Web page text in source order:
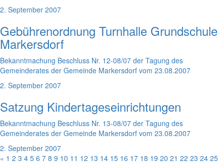
2. September 2007
Gebührenordnung Turnhalle Grundschule
Markersdorf
Bekanntmachung Beschluss Nr. 12-08/07 der Tagung des
Gemeinderates der Gemeinde Markersdorf vom 23.08.2007
2. September 2007
Satzung Kindertageseinrichtungen
Bekanntmachung Beschluss Nr. 13-08/07 der Tagung des
Gemeinderates der Gemeinde Markersdorf vom 23.08.2007
2. September 2007
« 1 2 3 4 5 6 7 8 9 10 11 12 13 14 15 16 17 18 19 20 21 22 23 24 25